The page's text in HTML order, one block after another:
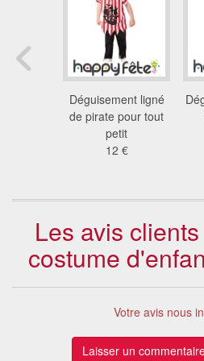
Déguisement ligné
de pirate pour tout
petit
12 €
Les avis
costume
Votre avis nous
Laisser un